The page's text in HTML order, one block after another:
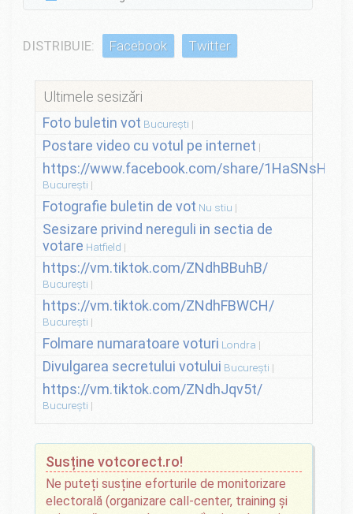
DISTRIBUIE: Facebook Twitter
Ultimele sesizări
Foto buletin vot București
Postare video cu votul pe internet
https://www.facebook.com/share/
București
Fotografie buletin de vot Nu stiu
Sesizare privind nereguli in sectia de
votare Hatfield
https://vm.tiktok.com/ZNdhBBuhB/
București
https://vm.tiktok.com/ZNdhFBWCH/
București
Folmare numaratoare voturi Londra
Divulgarea secretului votului București
https://vm.tiktok.com/ZNdhJqv5t/
București
Susține votcorect.ro!
Ne puteți susține eforturile de monitorizare
electorală (organizare call-center, training și